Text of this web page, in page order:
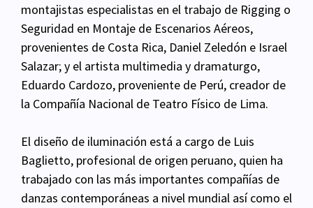
montajistas especialistas en el trabajo de Rigging o
Seguridad en Montaje de Escenarios Aéreos,
provenientes de Costa Rica, Daniel Zeledón e Israel
Salazar; y el artista multimedia y dramaturgo,
Eduardo Cardozo, proveniente de Perú, creador de
la Compañía Nacional de Teatro Físico de Lima.
El diseño de iluminación está a cargo de Luis
Baglietto, profesional de origen peruano, quien ha
trabajado con las más importantes compañías de
danzas contemporáneas a nivel mundial así como el